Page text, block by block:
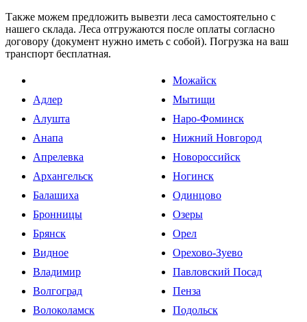
Также можем предложить вывезти леса самостоятельно с
нашего склада. Леса отгружаются после оплаты согласно
договору (документ нужно иметь с собой). Погрузка на ваш
транспорт бесплатная.
Адлер
Алушта
Анапа
Апрелевка
Архангельск
Балашиха
Бронницы
Брянск
Видное
Владимир
Волгоград
Волоколамск
Можайск
Мытищи
Наро-Фоминск
Нижний Новгород
Новороссийск
Ногинск
Одинцово
Озеры
Орел
Орехово-Зуево
Павловский Посад
Пенза
Подольск